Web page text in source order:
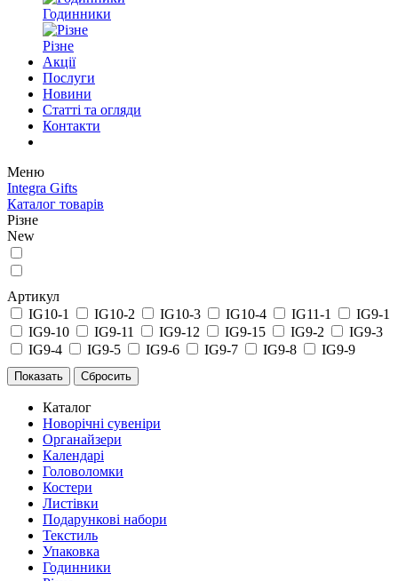
Годинники
Різне
Акції
Послуги
Новини
Статті та огляди
Контакти
Меню
Integra Gifts
Каталог товарів
Різне
New
Артикул
IG10-1
IG10-2 IG10-3 IG10-4 IG11-1
IG9-1
IG9-10
IG9-11 IG9-12 IG9-15 IG9-2
IG9-3
IG9-4
IG9-5 IG9-6 IG9-7 IG9-8 IG9-9
Каталог
Новорічні сувеніри
Органайзери
Календарі
Головоломки
Костери
Листівки
Подарункові набори
Текстиль
Упаковка
Годинники